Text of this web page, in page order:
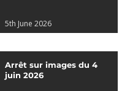
5th June 2026
Arrêt sur images du 4
juin 2026